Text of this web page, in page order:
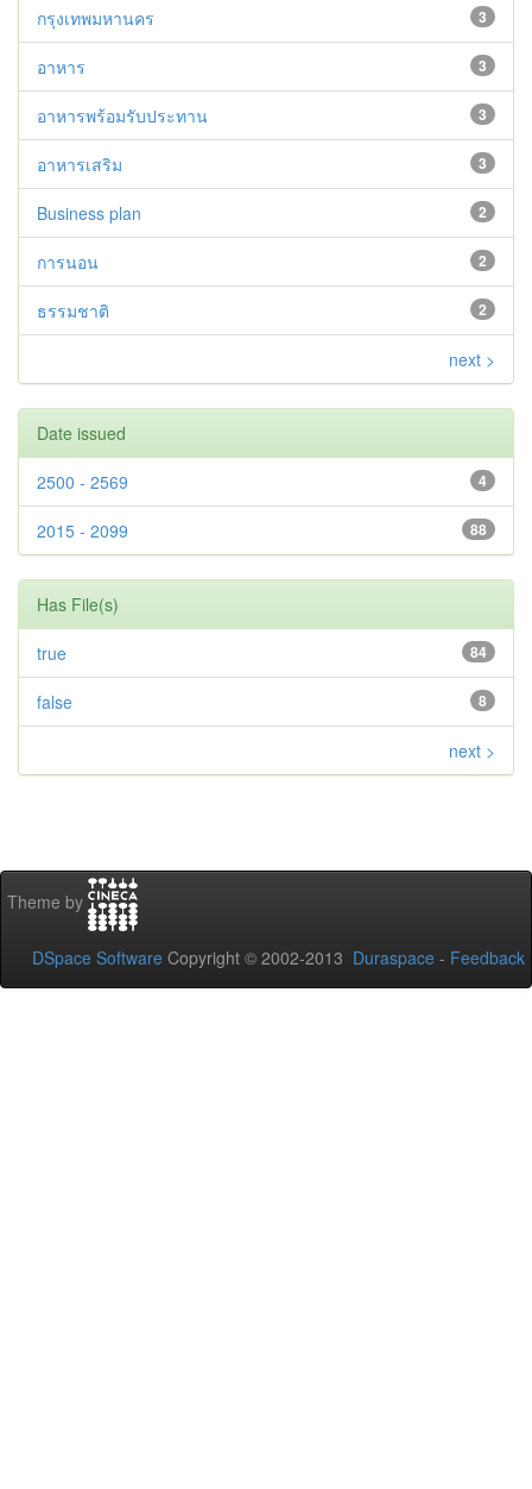
3
กรุงเทพมหานคร
3
อาหาร
3
อาหารพร้อมรับประทาน
3
อาหารเสริม
2
Business plan
2
การนอน
2
ธรรมชาติ
next >
Date issued
4
2500 - 2569
88
2015 - 2099
Has File(s)
84
true
8
false
next >
Theme by
DSpace Software Copyright © 2002-2013 Duraspace - Feedback